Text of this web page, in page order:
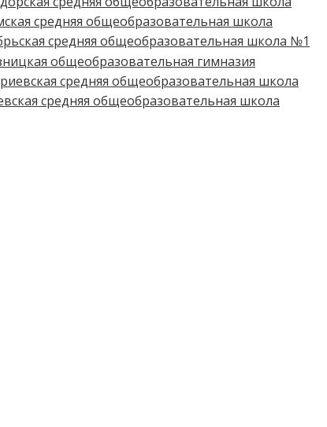
средняя общеобразовательная школа
средняя общеобразовательная школа №1
общеобразовательная гимназия
средняя общеобразовательная школа
средняя общеобразовательная школа